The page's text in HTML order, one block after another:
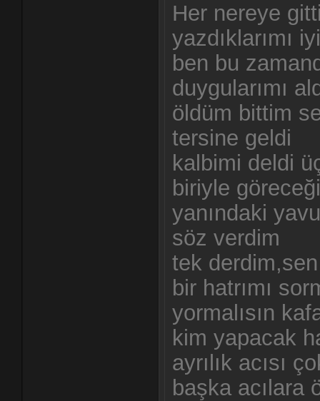
Her nereye
yazdıklarımı
ben bu
duygularımı
öldüm bittim
tersine geldi
kalbimi deldi
biriyle
yanındaki
söz verdim
tek
bir hatrımı
yormalısın
kim yapacak
ayrılık acısı
başka acılara